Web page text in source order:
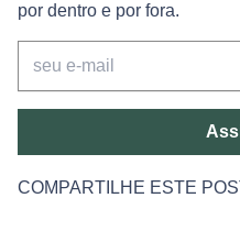
por dentro e por fora.
COMPARTILHE ESTE